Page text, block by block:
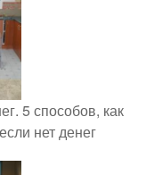
5 способов, как
нет денег